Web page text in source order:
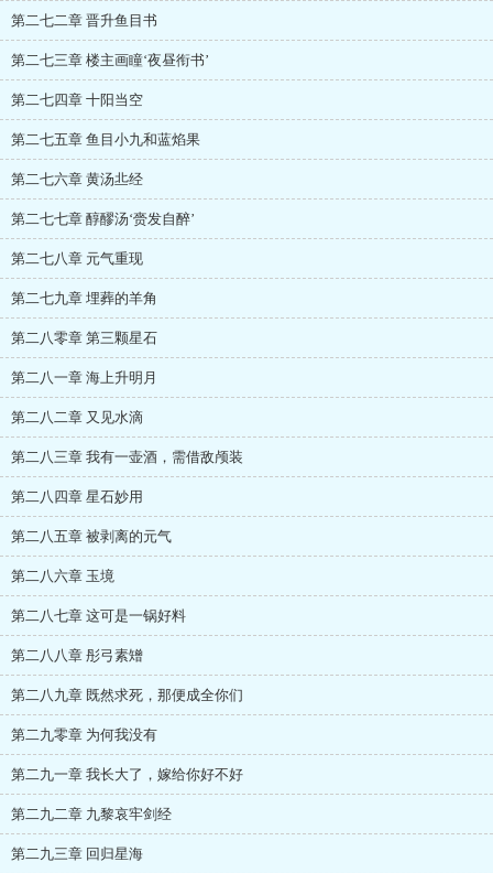
第二七二章 晋升鱼目书
第二七三章 楼主画瞳‘夜昼衔书’
第二七四章 十阳当空
第二七五章 鱼目小九和蓝焰果
第二七六章 黄汤丠经
第二七七章 醇醪汤‘赍发自醉’
第二七八章 元气重现
第二七九章 埋葬的羊角
第二八零章 第三颗星石
第二八一章 海上升明月
第二八二章 又见水滴
第二八三章 我有一壶酒，需借敌颅装
第二八四章 星石妙用
第二八五章 被剥离的元气
第二八六章 玉境
第二八七章 这可是一锅好料
第二八八章 彤弓素矰
第二八九章 既然求死，那便成全你们
第二九零章 为何我没有
第二九一章 我长大了，嫁给你好不好
第二九二章 九黎哀牢剑经
第二九三章 回归星海